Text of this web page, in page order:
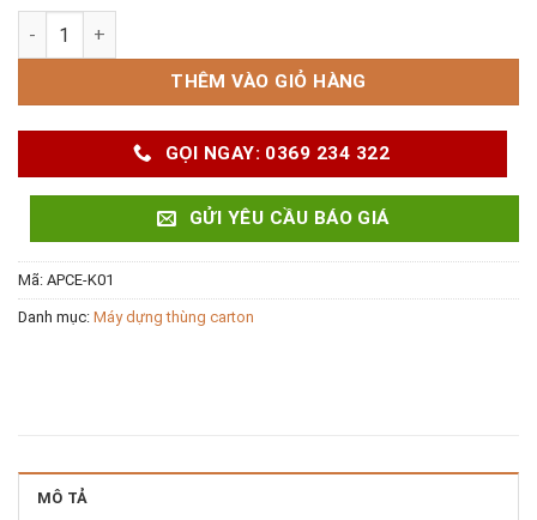
Máy dựng thùng carton tự động APCE-K01 số lượng
THÊM VÀO GIỎ HÀNG
GỌI NGAY: 0369 234 322
GỬI YÊU CẦU BÁO GIÁ
Mã: APCE-K01
Danh mục: Máy dựng thùng carton
MÔ TẢ